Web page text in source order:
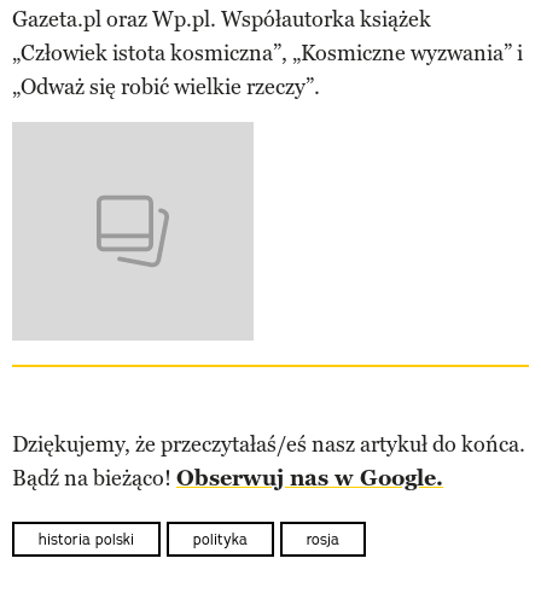
Gazeta.pl oraz Wp.pl. Współautorka książek
„Człowiek istota kosmiczna”, „Kosmiczne wyzwania” i
„Odważ się robić wielkie rzeczy”.
Dziękujemy, że przeczytałaś/eś nasz artykuł do końca.
Bądź na bieżąco! Obserwuj nas w Google.
historia polski polityka rosja